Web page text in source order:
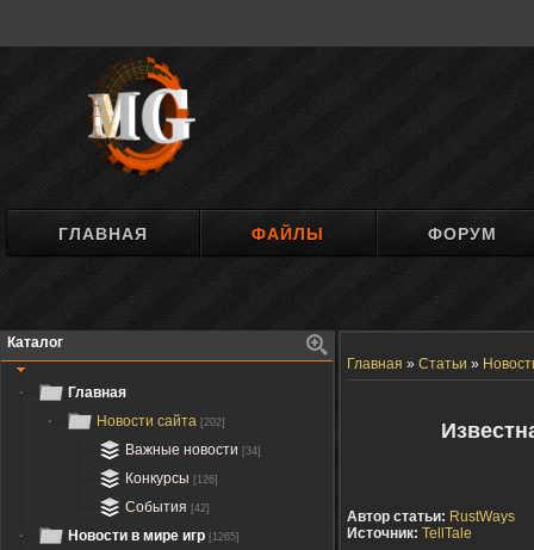
ГЛАВНАЯ ФАЙЛЫ ФОРУМ
Каталог
Главная
Новости сайта [202]
Важные новости [34]
Конкурсы [126]
События [42]
Новости в мире игр [1265]
Главная » Статьи »
Автор статьи: RustWays
Источник: TellTale